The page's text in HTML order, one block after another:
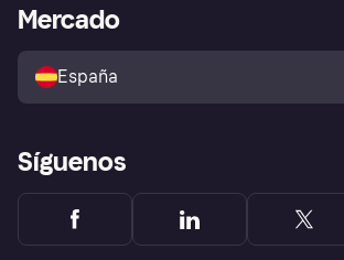
Directorio de tiendas
Política de protección al
comprador de Klarna
Reclamaciones
Acceso empresas
Mercado
España
Síguenos